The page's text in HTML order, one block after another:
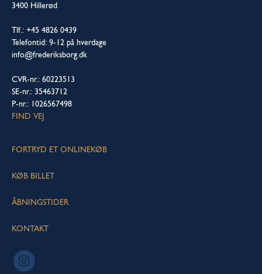
3400 Hillerød
Tlf.: +45 4826 0439
Telefontid: 9-12 på hverdage
info@frederiksborg.dk
CVR-nr.: 60223513
SE-nr.: 35463712
P-nr.: 1026567498
FIND VEJ
FORTRYD ET ONLINEKØB
KØB BILLET
ÅBNINGSTIDER
KONTAKT